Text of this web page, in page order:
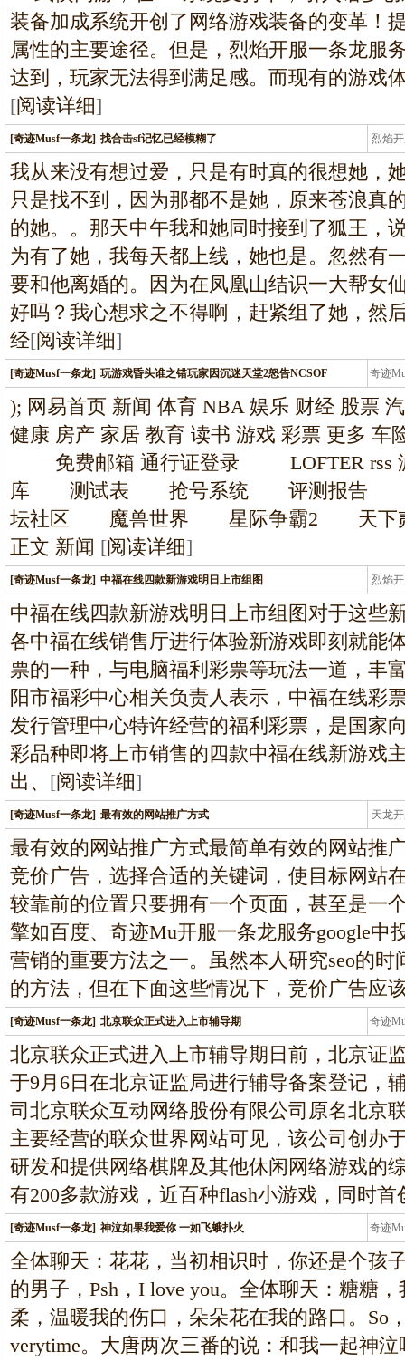
装备加成系统开创了网络游戏装备的变革！
属性的主要途径。但是，烈焰开服一条龙服
达到，玩家无法得到满足感。而现有的游戏
[阅读详细]
[奇迹Musf一条龙] 找合击sf记忆已经模糊了 烈焰
龙
我从来没有想过爱，只是有时真的很想她，
只是找不到，因为那都不是她，原来苍浪真
的她。。那天中午我和她同时接到了狐王，
为有了她，我每天都上线，她也是。忽然有
要和他离婚的。因为在凤凰山结识一大帮女
好吗？我心想求之不得啊，赶紧组了她，然
经[阅读详细]
[奇迹Musf一条龙] 玩游戏昏头谁之错玩家因沉迷天堂2怒告NCSOF 奇迹
条
); 网易首页 新闻 体育 NBA 娱乐 财经 股票
健康 房产 家居 教育 读书 游戏 彩票 更多 车
免费邮箱 通行证登录 LOFTER
库 测试表 抢号系统 评测报告
坛社区 魔兽世界 星际争霸2 天下
正文 新闻 [阅读详细]
[奇迹Musf一条龙] 中福在线四款新游戏明日上市组图 烈焰
龙
中福在线四款新游戏明日上市组图对于这些
各中福在线销售厅进行体验新游戏即刻就能
票的一种，与电脑福利彩票等玩法一道，丰
阳市福彩中心相关负责人表示，中福在线彩
发行管理中心特许经营的福利彩票，是国家
彩品种即将上市销售的四款中福在线新游戏
出、 [阅读详细]
[奇迹Musf一条龙] 最有效的网站推广方式 天龙
龙
最有效的网站推广方式最简单有效的网站推
竞价广告，选择合适的关键词，使目标网站
较靠前的位置只要拥有一个页面，甚至是一
擎如百度、奇迹Mu开服一条龙服务google中
营销的重要方法之一。虽然本人研究seo的时
的方法，但在下面这些情况下，竞价广告应
[奇迹Musf一条龙] 北京联众正式进入上市辅导期 奇迹
条
北京联众正式进入上市辅导期日前，北京证
于9月6日在北京证监局进行辅导备案登记，
司北京联众互动网络股份有限公司原名北京
主要经营的联众世界网站可见，该公司创办
研发和提供网络棋牌及其他休闲网络游戏的
有200多款游戏，近百种flash小游戏，同时
[奇迹Musf一条龙] 神泣如果我爱你 一如飞蛾扑火 奇迹
条
全体聊天：花花，当初相识时，你还是个孩
的男子，Psh，I love you。全体聊天：糖糖
柔，温暖我的伤口，朵朵花在我的路口。So
verytime。大唐两次三番的说：和我一起神